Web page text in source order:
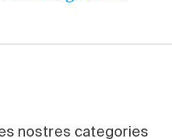
nostres categories